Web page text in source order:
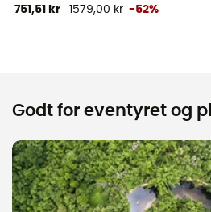
751,51 kr 1579,00 kr -52%
Godt for eventyret og